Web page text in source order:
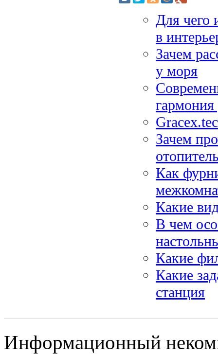
Для чего
в
Зачем
у моря
гармония
Зачем
Как
Какие
В чем
Какие
Какие
станция
Информационный